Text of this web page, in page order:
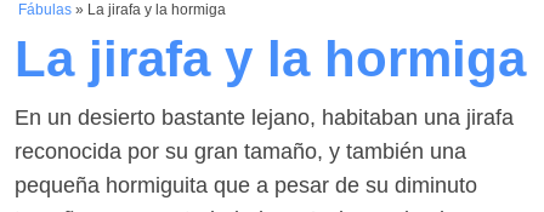
Fábulas » La jirafa y la hormiga
La jirafa y la hormiga
En un desierto bastante lejano, habitaban una jirafa
reconocida por su gran tamaño, y también una
pequeña hormiguita que a pesar de su diminuto